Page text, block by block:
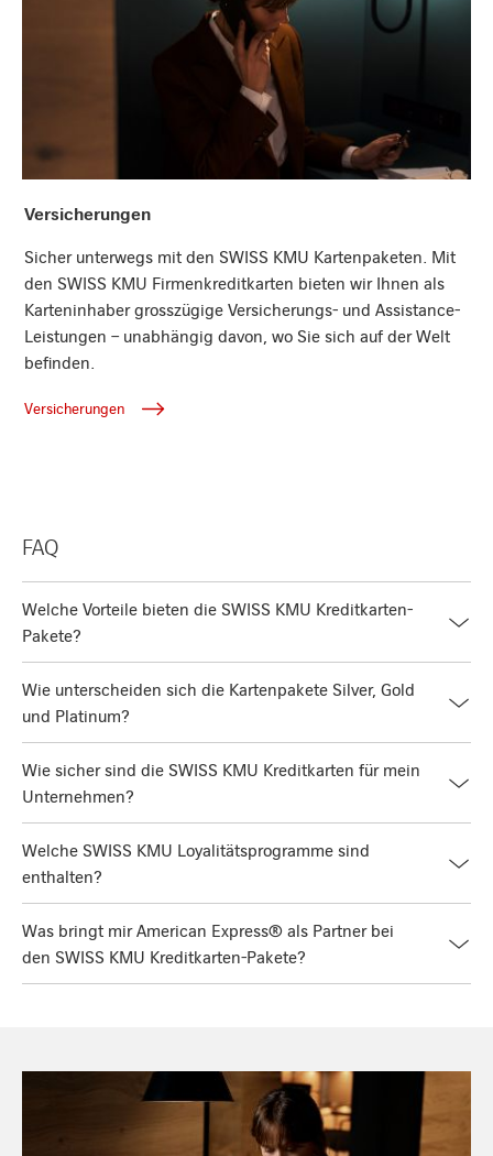
Versicherungen
Sicher unterwegs mit den SWISS KMU Kartenpaketen. Mit
den SWISS KMU Firmenkreditkarten bieten wir Ihnen als
Karteninhaber grosszügige Versicherungs- und Assistance-
Leistungen – unabhängig davon, wo Sie sich auf der Welt
befinden.
Versicherungen
FAQ
Welche Vorteile bieten die SWISS KMU Kreditkarten-
Pakete?
Wie unterscheiden sich die Kartenpakete Silver, Gold
und Platinum?
Wie sicher sind die SWISS KMU Kreditkarten für mein
Unternehmen?
Welche SWISS KMU Loyalitätsprogramme sind
enthalten?
Was bringt mir American Express® als Partner bei
den SWISS KMU Kreditkarten-Pakete?